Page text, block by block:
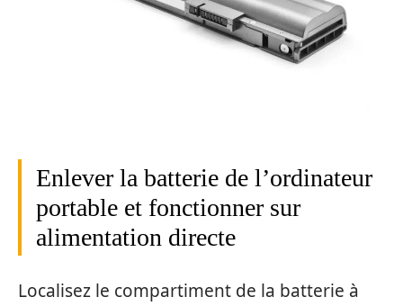
Enlever la batterie de l’ordinateur
portable et fonctionner sur
alimentation directe
Localisez le compartiment de la batterie à